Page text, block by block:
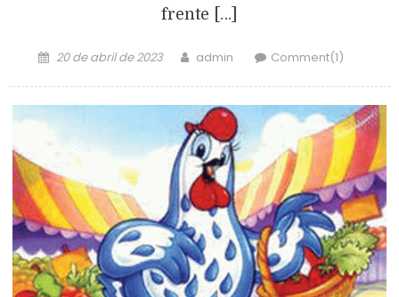
frente […]
20 de abril de 2023 admin Comment(1)